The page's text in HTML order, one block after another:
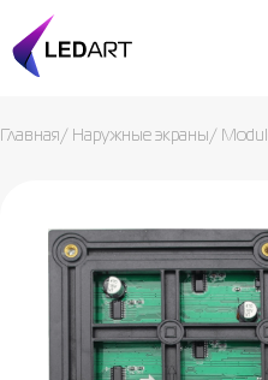
Главная / Наружные экраны /